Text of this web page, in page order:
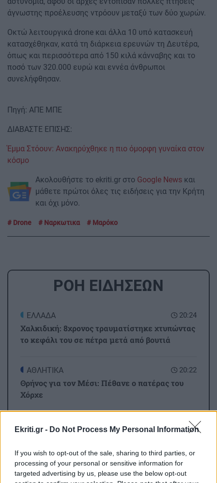
Ekriti.gr - Do Not Process My Personal Information
If you wish to opt-out of the sale, sharing to third parties, or
processing of your personal or sensitive information for
targeted advertising by us, please use the below opt-out
άγνωστης προέλευσης ντρόουν μεταξύ των δύο χωρών.
Οκτώ λειτουργικά drone και άλλα 10 υπό κατασκευή
κατασχέθηκαν, κατά τη διάρκεια ερευνών τη Δευτέρα,
όπως και περισσότερα από 150 κιλά κάνναβης και το
ποσό των 320.000 ευρώ και εννέα άνθρωποι
συνελήφθησαν.
Πηγή: ΑΠΕ ΜΠΕ
ΔΙΑΒΑΣΤΕ ΕΠΙΣΗΣ:
Έμμα Στόουν: Ανακηρύχθηκε η πιο όμορφη γυναίκα στον
κόσμο
Ακολουθήστε το ekriti.gr στο Google News και
μάθετε πρώτοι όλες τις ειδήσεις για την Κρήτη
και όχι μόνο.
Drone Ναρκωτικα Μαρόκο
ΡΟΗ ΕΙΔΗΣΕΩΝ
20:24
ΕΛΛΑΔΑ
Χαλκιδική: 8χρονος τραυματίστηκε χτυπώντας
το κεφάλι του σε πέτρα μετά από βουτιά
20:22
ΑΘΛΗΤΙΚΑ
Θρήνος για τον Μέσι: Πέθανε ο πατέρας του
Χόρχε
20:12
ΚΡΗΤΗ
παραλίες μέσα στις 25 καλύτερες του κόσμου!
GOSSIP - LIFESTYLE